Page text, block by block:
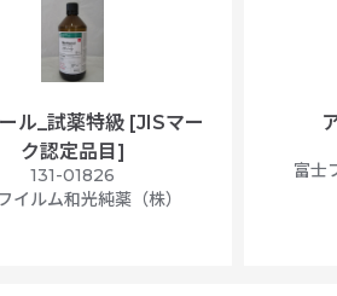
ル_試薬特級 [JISマー
ク認定品目]
131-01826
イルム和光純薬（株）
富士